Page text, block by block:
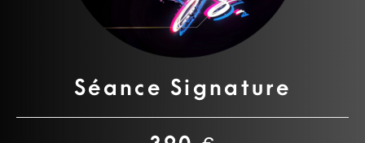
Séance Signature